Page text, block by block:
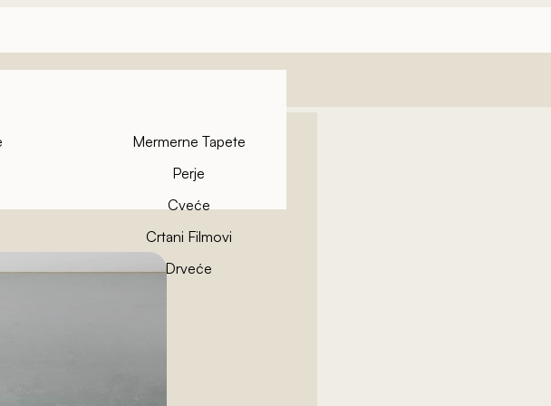
Mermerne Tapete
Perje
Cveće
Crtani Filmovi
Drveće